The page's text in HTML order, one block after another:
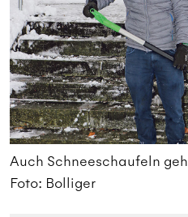
Auch Schneeschaufeln
Foto: Bolliger